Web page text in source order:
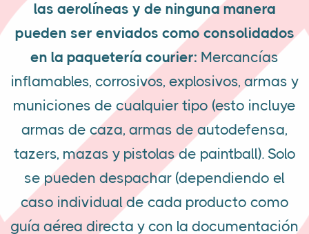
las aerolíneas y de ninguna manera
pueden ser enviados como consolidados
en la paquetería courier: Mercancías
inflamables, corrosivos, explosivos, armas y
municiones de cualquier tipo (esto incluye
armas de caza, armas de autodefensa,
tazers, mazas y pistolas de paintball). Solo
se pueden despachar (dependiendo el
caso individual de cada producto como
guía aérea directa y con la documentación